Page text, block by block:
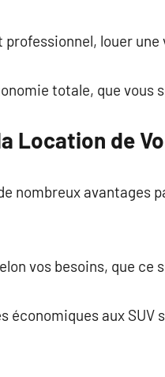
professionnel, louer
totale, que vous
Location de
nombreux avantages
vos besoins, que ce
économiques aux